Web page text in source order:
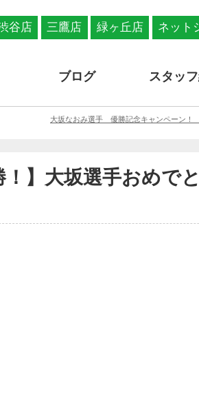
谷店 三鷹店 緑ヶ丘店 ネット
ブログ スタッ
大坂なおみ選手 優勝記念キャンペーン！
！】大坂選手おめで